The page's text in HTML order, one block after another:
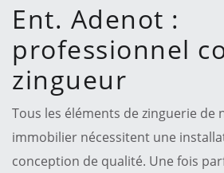
Ent. Adenot :
professionnel
zingueur
Tous les éléments de zinguerie de
immobilier nécessitent une
conception de qualité. Une fois